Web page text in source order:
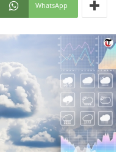
WhatsApp